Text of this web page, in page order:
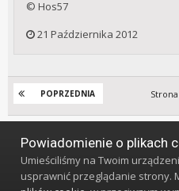
© Hos57
21 Października 2012
POPRZEDNIA
Język Styl
Klub Miłośników
Powered by
Powiadomienie o plikach
Umieściliśmy na Twoim
usprawnić przeglądanie strony.